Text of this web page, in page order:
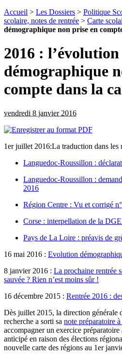
Accueil > Les Dossiers > Politique
scolaire, notes de rentrée > Carte
démographique non prise en
2016 : l’évolution
démographique
compte dans la
vendredi 8 janvier 2016
1er juillet 2016:La traduction dans les
Languedoc-Roussillon :
Languedoc-Roussillon :
2016
Région Centre : Vu et corrigé
Corse : interpellation de la
Pays de La Loire : préavis de
16 mai 2016 : Evolution
8 janvier 2016 : La prochaine rentrée
sauvée ? Rien n’est moins sûr !
16 décembre 2015 : Rentrée 2016 :
Dès juillet 2015, la direction générale
recherche a sorti sa note préparatoire
accompagner un exercice
anticipé en raison des élections
nouvelle carte des régions au 1er